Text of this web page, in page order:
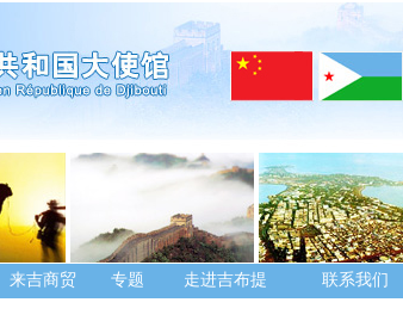
来吉商贸 专题 走进吉布提 联系我们